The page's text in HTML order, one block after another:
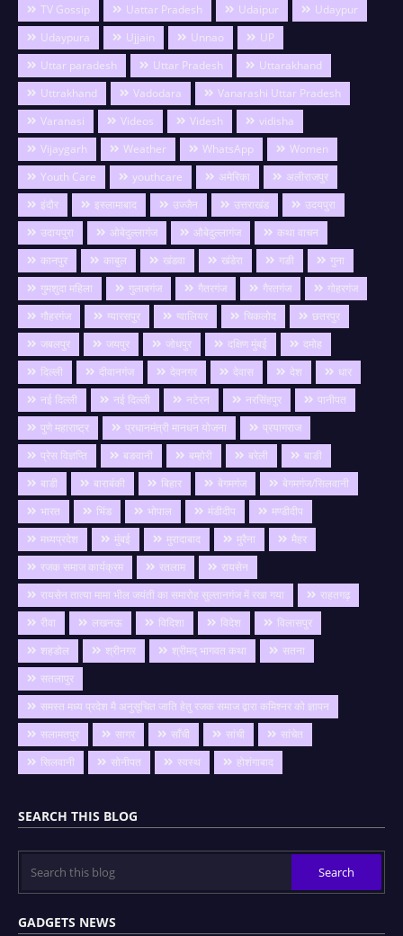
TV Gossip
Uattar Pradesh Udaipur
Udaypur
Udaypura
Ujjain Unnao
UP
Uttar paradesh
Uttar Pradesh
Uttarakhand
Uttrakhand
Vadodara
Vanarashi Uttar Pradesh
Varanasi
Videos Videsh
vidisha
Vijaygarh
Weather WhatsApp
Women
Youth Care
youthcare अमेरिका
अलीराजपुर
इंदौर
इस्लामाबाद उज्जैन उत्तराखंड
उदयपुरा
उदायपुरा
ओबेदुल्लागंज औबेदुल्लागंज
कथा वाचन
कानपुर
काबुल खंडवा खंडेरा गङी
गुना
गुमशुदा महिला
गुलाबगंज गैतरगंज गैरतगंज
गोहरगंज
गौहरगंज
ग्यारसपुर ग्वालियर चिकलोद
छतरपुर
जबलपुर
जयपुर जोधपुर दक्षिण मुंबई
दमोह
दिल्ली
दीवानगंज देवनगर देवास देश
धार
नई दिल्ली
नई दिल्ली नटेरन नरसिंहपुर
पानीपत
पुणे महाराष्ट्र
प्रधानमंत्री मानधन योजना
प्रयागराज
प्रेस विज्ञप्ति
बङवानी बम्होरी बरेली
बाङी
बाडी
बाराबंकी बिहार बेगमगंज
बेगमगंज/सिलवानी
भारत
भिंड भोपाल मंडीदीप
मण्डीदीप
मध्यप्रदेश
मुंबई मुरादाबाद मुरैना
मैहर
रजक समाज कार्यक्रम
रतलाम
रायसेन
रायसेन तात्या मामा भील जयंती का समारोह सुल्तानगंज में रखा गया
राहतगढ़
रीवा
लखनऊ विदिशा विदेश
विलासपुर
शहडोल
श्रीनगर श्रीमद् भागवत कथा
सतना
सतलापुर
समस्त मध्य प्रदेश मै अनुसूचित जाति हेतु रजक समाज द्वारा कमिश्नर को ज्ञापन
सलामतपुर
सागर साँची सांची
सांचेत
सिलवानी
सोनीपत स्वस्थ होशंगाबाद
SEARCH THIS BLOG
GADGETS NEWS